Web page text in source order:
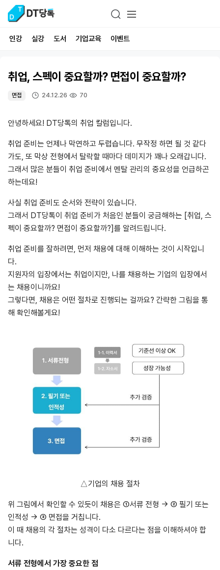
인강 실강 도서 기업교육 이벤트
취업, 스펙이 중요할까? 면접이 중요할까?
면접 24.12.26 70
안녕하세요! DT당톡의 취업 칼럼입니다.
취업 준비는 언제나 막연하고 두렵습니다. 무작정 하면 될 것 같다
가도, 또 막상 전형에서 탈락할 때마다 데미지가 꽤나 오래갑니다.
그래서 많은 분들이 취업 준비에서 멘탈 관리의 중요성을 언급하곤
하는데요!
사실 취업 준비도 순서와 전략이 있습니다.
그래서 DT당톡이 취업 준비가 처음인 분들이 궁금해하는 [취업, 스
펙이 중요할까? 면접이 중요할까?]를 알려드립니다.
취업 준비를 잘하려면, 먼저 채용에 대해 이해하는 것이 시작입니
다.
지원자의 입장에서는 취업이지만, 나를 채용하는 기업의 입장에서
는 채용이니까요!
그렇다면, 채용은 어떤 절차로 진행되는 걸까요? 간략한 그림을 통
해 확인해볼게요!
△기업의 채용 절차
위 그림에서 확인할 수 있듯이 채용은 ①서류 전형 → ② 필기 또는
인적성 → ③ 면접을 거칩니다.
이 때 채용의 각 절차는 성격이 다소 다르다는 점을 이해하셔야 합
니다.
서류 전형에서 가장 중요한 점